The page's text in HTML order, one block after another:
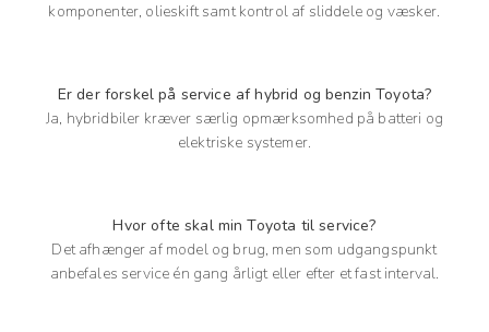
komponenter, olieskift samt kontrol af sliddele og væsker.
Er der forskel på service af hybrid og benzin Toyota?
Ja, hybridbiler kræver særlig opmærksomhed på batteri og
elektriske systemer.
Hvor ofte skal min Toyota til service?
Det afhænger af model og brug, men som udgangspunkt
anbefales service én gang årligt eller efter et fast interval.